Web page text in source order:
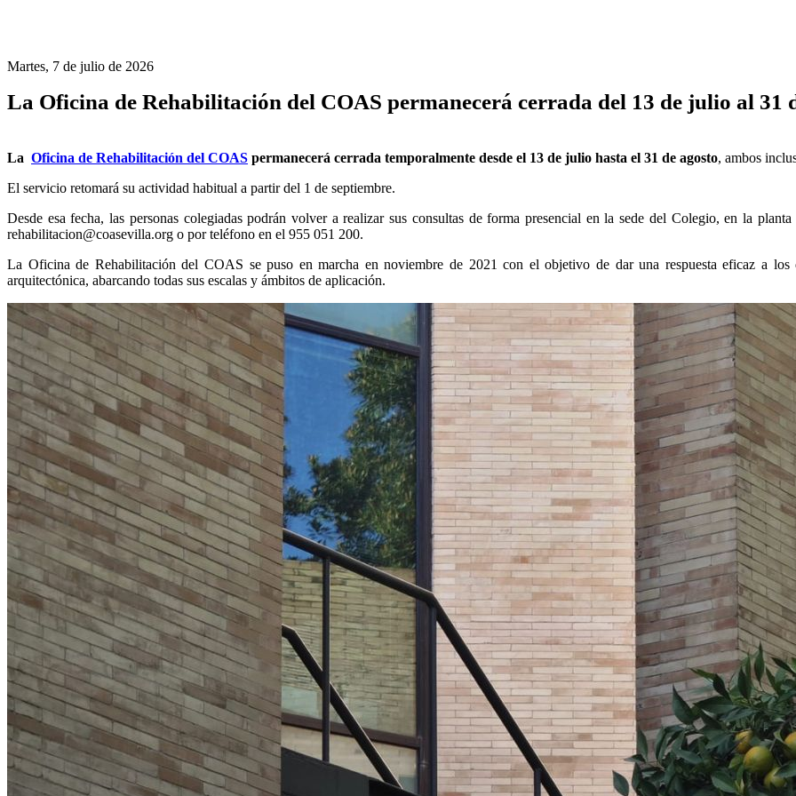
Martes, 7 de julio de 2026
La Oficina de Rehabilitación del COAS permanecerá cerrada del 13 de julio al 31
La Oficina de Rehabilitación del COAS permanecerá cerrada temporalmente desde el 13 de julio hasta el 31 de agosto, ambos
El servicio retomará su actividad habitual a partir del 1 de septiembre.
Desde esa fecha, las personas colegiadas podrán volver a realizar sus consultas de forma presencial en la sede del Colegio, en la
rehabilitacion@coasevilla.org o por teléfono en el 955 051 200.
La Oficina de Rehabilitación del COAS se puso en marcha en noviembre de 2021 con el objetivo de dar una respuesta eficaz a
arquitectónica, abarcando todas sus escalas y ámbitos de aplicación.